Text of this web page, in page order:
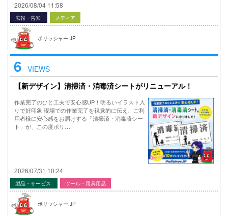
2026/08/04 11:58
広報・告知 メディア
ポリッシャー.JP
6 VIEWS
【新デザイン】清掃済・消毒済シートがリニューアル！
作業完了のひと工夫で安心感UP！明るいイラスト入
りで好印象 現場での作業完了を視覚的に伝え、ご利
用者様に安心感をお届けする「清掃済・消毒済シー
ト」が、この度ポリ…
2026/07/31 10:24
製品・サービス ツール・用具用品
ポリッシャー.JP